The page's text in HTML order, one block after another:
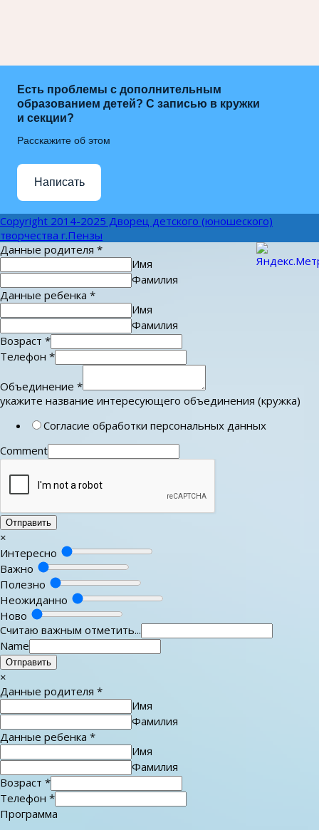
Есть проблемы с дополнительным
образованием детей? С записью в кружки
и секции?
Расскажите об этом
Написать
Copyright 2014-2025 Дворец детского (юношеского)
творчества г.Пензы
Данные родителя *
Имя
Фамилия
Данные ребенка *
Имя
Фамилия
Возраст *
Телефон *
Объединение *
укажите название интересующего объединения (кружка)
Согласие обработки персональных данных
Comment
Отправить
×
Интересно
Важно
Полезно
Неожиданно
Ново
Считаю важным отметить...
Name
Отправить
×
Данные родителя *
Имя
Фамилия
Данные ребенка *
Имя
Фамилия
Возраст *
Телефон *
Программа